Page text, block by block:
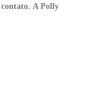
A Polly